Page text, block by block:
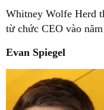
Whitney Wolfe Herd
từ chức CEO vào
Evan Spiegel